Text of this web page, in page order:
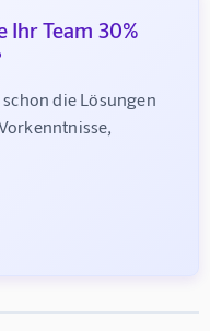
Ihr Team 30%
die Lösungen